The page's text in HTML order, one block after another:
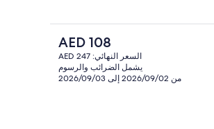
الردهة
السعر
الحالي
هو
AED
AED 108
السعر النهائي: AED 247
يشمل الضرائب والرسوم
من 2026/09/02 إلى 2026/09/03